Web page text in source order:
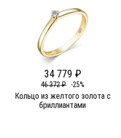
34 779 ₽
46 372 ₽ -25%
Кольцо из желтого золота c
бриллиантами